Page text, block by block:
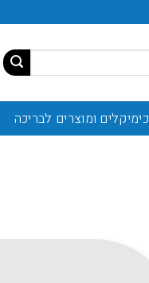
כימיקלים ומוצרים לבריכה